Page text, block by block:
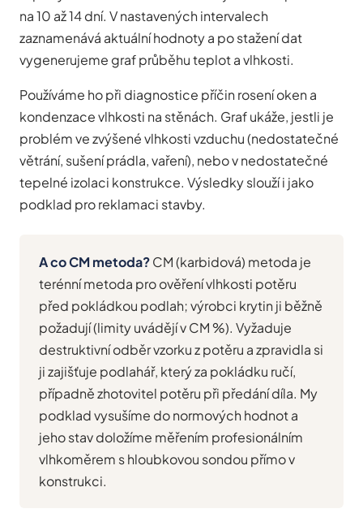
na 10 až 14 dní. V nastavených intervalech
zaznamenává aktuální hodnoty a po stažení dat
vygenerujeme graf průběhu teplot a vlhkosti.
Používáme ho při diagnostice příčin rosení oken a
kondenzace vlhkosti na stěnách. Graf ukáže, jestli je
problém ve zvýšené vlhkosti vzduchu (nedostatečné
větrání, sušení prádla, vaření), nebo v nedostatečné
tepelné izolaci konstrukce. Výsledky slouží i jako
podklad pro reklamaci stavby.
A co CM metoda?CM (karbidová) metoda je
terénní metoda pro ověření vlhkosti potěru
před pokládkou podlah; výrobci krytin ji běžně
požadují (limity uvádějí v CM %). Vyžaduje
destruktivní odběr vzorku z potěru a zpravidla si
ji zajišťuje podlahář, který za pokládku ručí,
případně zhotovitel potěru při předání díla. My
podklad vysušíme do normových hodnot a
jeho stav doložíme měřením profesionálním
vlhkoměrem s hloubkovou sondou přímo v
konstrukci.